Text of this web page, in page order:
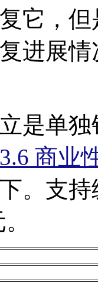
它，
进展
是单
3.6 商业
。支